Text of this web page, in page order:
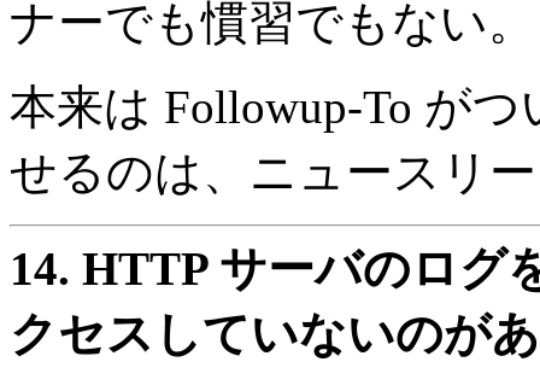
ナーでも慣習でもない。
本来は Followup-To が
せるのは、ニュースリ
14. HTTP サーバのログ
クセスしていないのが